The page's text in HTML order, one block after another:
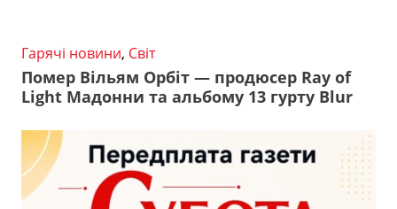
Гарячі новини, Світ
Помер Вільям Орбіт — продюсер Ray of
Light Мадонни та альбому 13 гурту Blur